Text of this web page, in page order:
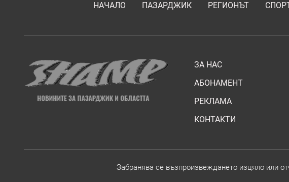
НАЧАЛО ПАЗАРДЖИК РЕГИОНЪТ
ЗА НАС
АБОНАМЕНТ
РЕКЛАМА
КОНТАКТИ
Забранява се възпроизвеждането изцяло или